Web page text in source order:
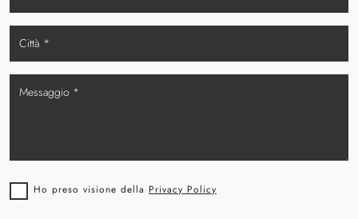
Ho preso visione della Privacy Policy